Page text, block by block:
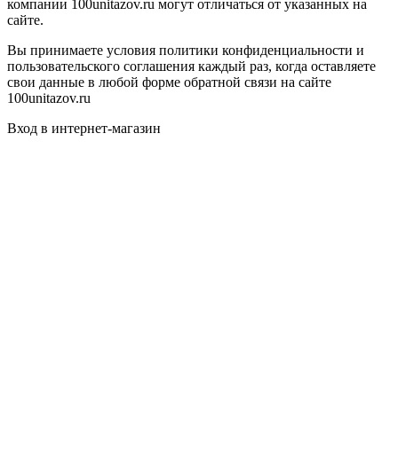
компании 100unitazov.ru могут отличаться от указанных на
сайте.
Вы принимаете условия политики конфиденциальности и
пользовательского соглашения каждый раз, когда оставляете
свои данные в любой форме обратной связи на сайте
100unitazov.ru
Вход в интернет-магазин